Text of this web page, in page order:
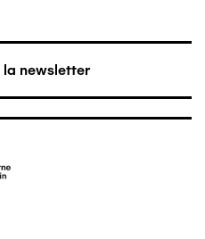
la newsletter